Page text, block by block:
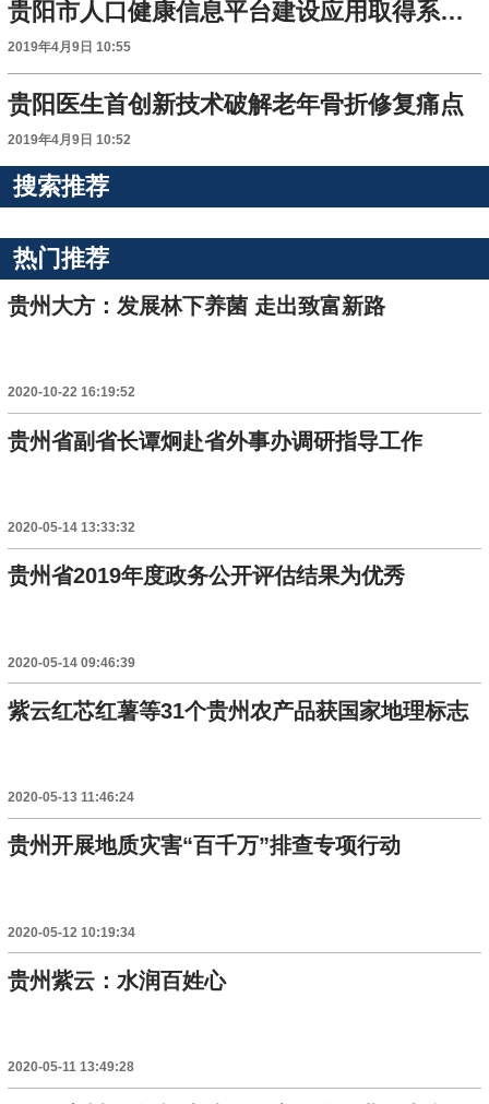
贵阳市人口健康信息平台建设应用取得系列成果
2019年4月9日 10:55
贵阳医生首创新技术破解老年骨折修复痛点
2019年4月9日 10:52
搜索推荐
热门推荐
贵州大方：发展林下养菌 走出致富新路
2020-10-22 16:19:52
贵州省副省长谭炯赴省外事办调研指导工作
2020-05-14 13:33:32
贵州省2019年度政务公开评估结果为优秀
2020-05-14 09:46:39
紫云红芯红薯等31个贵州农产品获国家地理标志
2020-05-13 11:46:24
贵州开展地质灾害“百千万”排查专项行动
2020-05-12 10:19:34
贵州紫云：水润百姓心
2020-05-11 13:49:28